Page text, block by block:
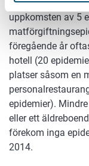
användningen av
uppkomsten av 5
föregående år
hotell (20
platser såsom en
epidemier).
eller ett
förekom inga
2014.